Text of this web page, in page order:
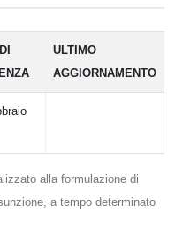
ULTIMO
AGGIORNAMENTO
alla formulazione di
a tempo determinato